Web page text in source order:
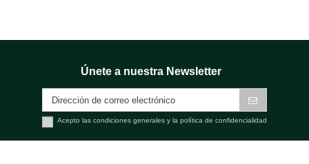
Únete a nuestra Newsletter
Acepto las condiciones generales y la política de confidencialidad